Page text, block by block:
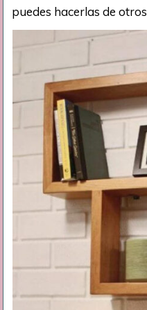
puedes hacerlas de